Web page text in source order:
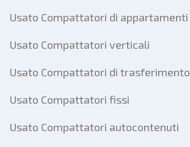
Usato Compattatori di appartamenti
Usato Compattatori verticali
Usato Compattatori di trasferimento
Usato Compattatori fissi
Usato Compattatori autocontenuti